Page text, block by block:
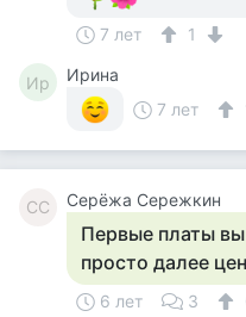
7 лет 1
Ир
Ирина
7 лет
СС Серёжа Сережкин
Первые платы
просто далее
6 лет 3